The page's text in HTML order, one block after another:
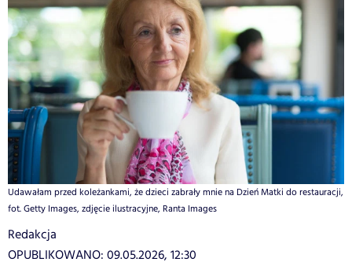
Udawałam przed koleżankami, że dzieci zabrały mnie na Dzień Matki do restauracji,
fot. Getty Images, zdjęcie ilustracyjne, Ranta Images
Redakcja
OPUBLIKOWANO: 09.05.2026, 12:30